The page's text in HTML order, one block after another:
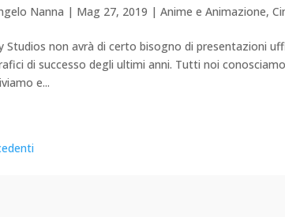
Nanna | Mag 27, 2019 |Anime e Animazione,
Studios non avrà di certo bisogno di presentazioni
di successo degli ultimi anni. Tutti noi
e...